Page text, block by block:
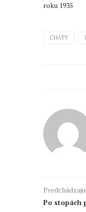
roku 1935
CHATY
Po stopách